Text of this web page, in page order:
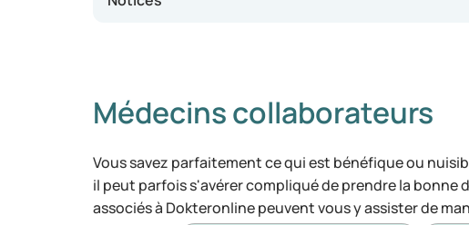
Médecins collaborateurs
Vous savez parfaitement ce qui est bénéfique ou
il peut parfois s'avérer compliqué de prendre la bonne
associés à Dokteronline peuvent vous y assister de